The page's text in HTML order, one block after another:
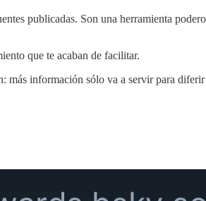
publicadas. Son una herramienta
que te acaban de facilitar.
más información sólo va a servir para